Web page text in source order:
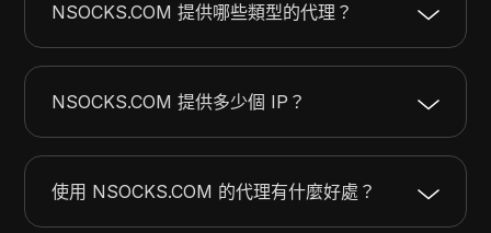
NSOCKS.COM 提供哪些類型的代理？
NSOCKS.COM 提供多少個 IP？
使用 NSOCKS.COM 的代理有什麼好處？